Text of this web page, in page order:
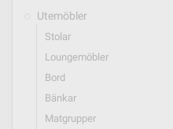
Utemöbler
Stolar
Loungemöbler
Bord
Bänkar
Matgrupper